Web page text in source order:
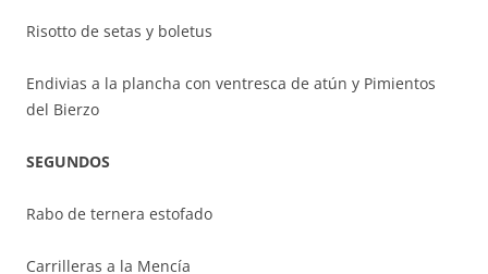
Risotto de setas y boletus
Endivias a la plancha con ventresca de atún y Pimientos
del Bierzo
SEGUNDOS
Rabo de ternera estofado
Carrilleras a la Mencía